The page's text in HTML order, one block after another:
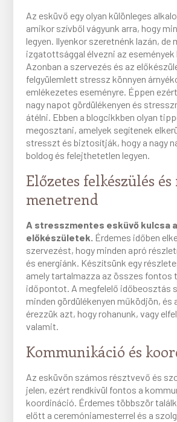
Az esküvő egy olyan különleges
amikor szívből vágyunk arra, hogy
legyen. Ilyenkor szeretnénk lazán, de
izgatottsággal élvezni az
Azonban a szervezés és az
felgyülemlett stressz könnyen
emlékezetes eseményre. Éppen
nagy napot gördülékenyen és
átélni. Ebben a blogcikkben olyan
megosztani, amelyek segítenek
stresszt és biztosítják, hogy a nagy
boldog és felejthetetlen legyen.
Előzetes felkészülés és
menetrend
A stresszmentes esküvő kulcsa
előkészületek. Érdemes időben
szervezést, hogy minden apró
és energiánk. Készítsünk egy
amely tartalmazza az összes fontos
időpontot. A megfelelő időbeosztás
minden gördülékenyen működjön, és
érezzük azt, hogy rohanunk, vagy
valamit.
Kommunikáció és
Az esküvőn számos résztvevő és
jelen, ezért rendkívül fontos a
koordináció. Érdemes többször
előtt a ceremóniamesterrel és a